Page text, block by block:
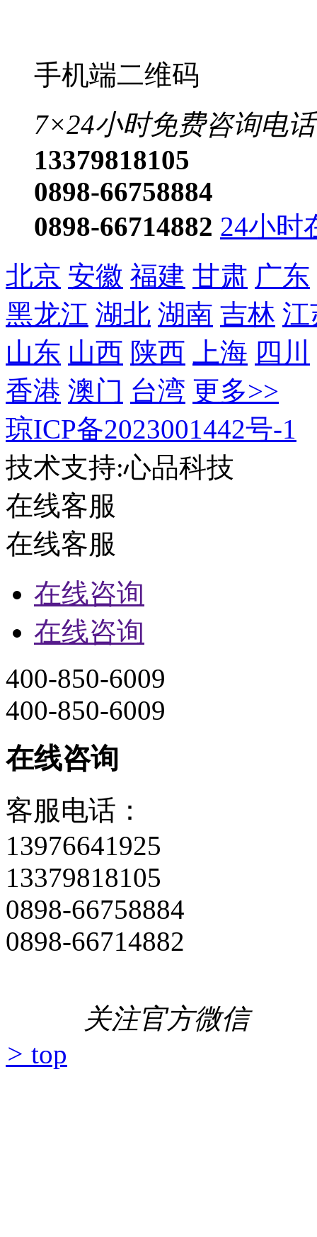
手机端二维码
7×24小时免费咨询电话
13379818105
0898-66758884
0898-66714882 24小时
北京 安徽 福建 甘肃 广东
黑龙江 湖北 湖南 吉林 江
山东 山西 陕西 上海 四川
香港 澳门 台湾 更多>>
琼ICP备2023001442号-1
技术支持:心品科技
在线客服
在线客服
在线咨询
在线咨询
400-850-6009
400-850-6009
在线咨询
客服电话：
13976641925
13379818105
0898-66758884
0898-66714882
关注官方微信
> top